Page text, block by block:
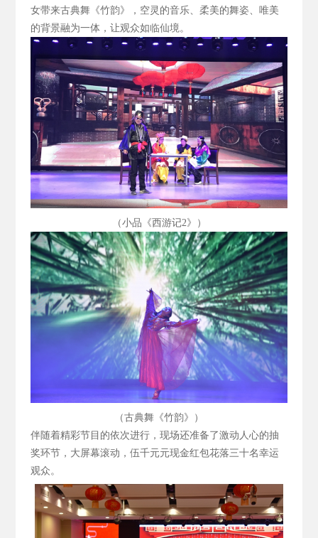
女带来古典舞《竹韵》，空灵的音乐、柔美的舞姿、唯美
的背景融为一体，让观众如临仙境。
（小品《西游记2》）
（古典舞《竹韵》）
伴随着精彩节目的依次进行，现场还准备了激动人心的抽
奖环节，大屏幕滚动，伍千元元现金红包花落三十名幸运
观众。